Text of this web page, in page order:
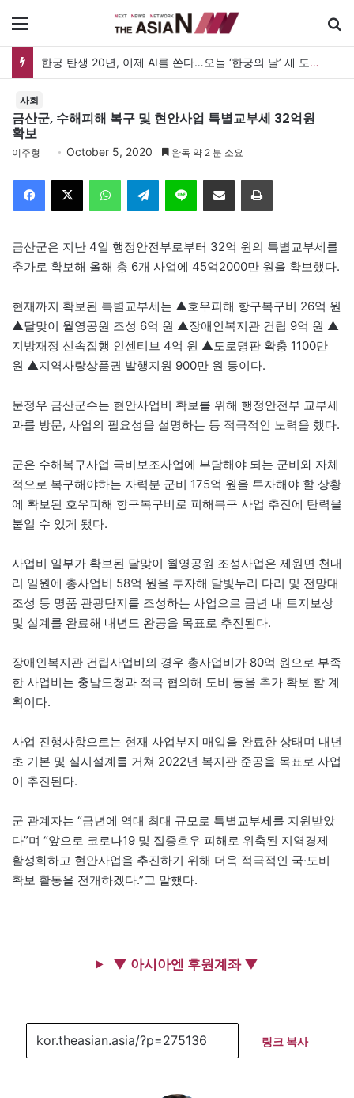
한궁 탄생 20년, 이제 AI를 쏜다…오늘 ‘한궁의 날’ 새 도약 선언
사회
금산군, 수해피해 복구 및 현안사업 특별교부세 32억원
확보
이주형 October 5, 2020 완독 약 2 분 소요
Telegram 이메일
금산군은 지난 4일 행정안전부로부터 32억 원의 특별교부세를
추가로 확보해 올해 총 6개 사업에 45억2000만 원을 확보했다.
현재까지 확보된 특별교부세는 ▲호우피해 항구복구비 26억 원
▲달맞이 월영공원 조성 6억 원 ▲장애인복지관 건립 9억 원 ▲
지방재정 신속집행 인센티브 4억 원 ▲도로명판 확충 1100만
원 ▲지역사랑상품권 발행지원 900만 원 등이다.
문정우 금산군수는 현안사업비 확보를 위해 행정안전부 교부세
과를 방문, 사업의 필요성을 설명하는 등 적극적인 노력을 했다.
군은 수해복구사업 국비보조사업에 부담해야 되는 군비와 자체
적으로 복구해야하는 자력분 군비 175억 원을 투자해야 할 상황
에 확보된 호우피해 항구복구비로 피해복구 사업 추진에 탄력을
붙일 수 있게 됐다.
사업비 일부가 확보된 달맞이 월영공원 조성사업은 제원면 천내
리 일원에 총사업비 58억 원을 투자해 달빛누리 다리 및 전망대
조성 등 명품 관광단지를 조성하는 사업으로 금년 내 토지보상
및 설계를 완료해 내년도 완공을 목표로 추진된다.
장애인복지관 건립사업비의 경우 총사업비가 80억 원으로 부족
한 사업비는 충남도청과 적극 협의해 도비 등을 추가 확보 할 계
획이다.
사업 진행사항으로는 현재 사업부지 매입을 완료한 상태며 내년
초 기본 및 실시설계를 거쳐 2022년 복지관 준공을 목표로 사업
이 추진된다.
군 관계자는 “금년에 역대 최대 규모로 특별교부세를 지원받았
다”며 “앞으로 코로나19 및 집중호우 피해로 위축된 지역경제
활성화하고 현안사업을 추진하기 위해 더욱 적극적인 국·도비
확보 활동을 전개하겠다.”고 말했다.
▼ 아시아엔 후원계좌 ▼
링크 복사